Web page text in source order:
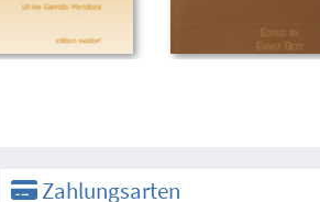
Zahlungsarten